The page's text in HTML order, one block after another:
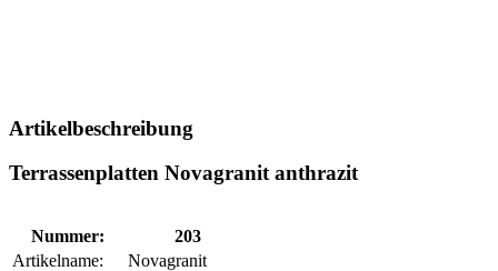
Artikelbeschreibung
Terrassenplatten Novagranit anthrazit
Nummer:
203
Artikelname:
Novagranit